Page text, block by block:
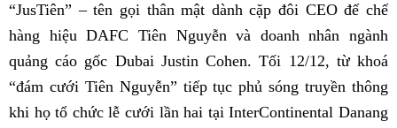
“JusTiên” – tên gọi thân mật dành cặp đôi CEO đế chế
hàng hiệu DAFC Tiên Nguyễn và doanh nhân ngành
quảng cáo gốc Dubai Justin Cohen. Tối 12/12, từ khoá
“đám cưới Tiên Nguyễn” tiếp tục phủ sóng truyền thông
khi họ tổ chức lễ cưới lần hai tại InterContinental Danang